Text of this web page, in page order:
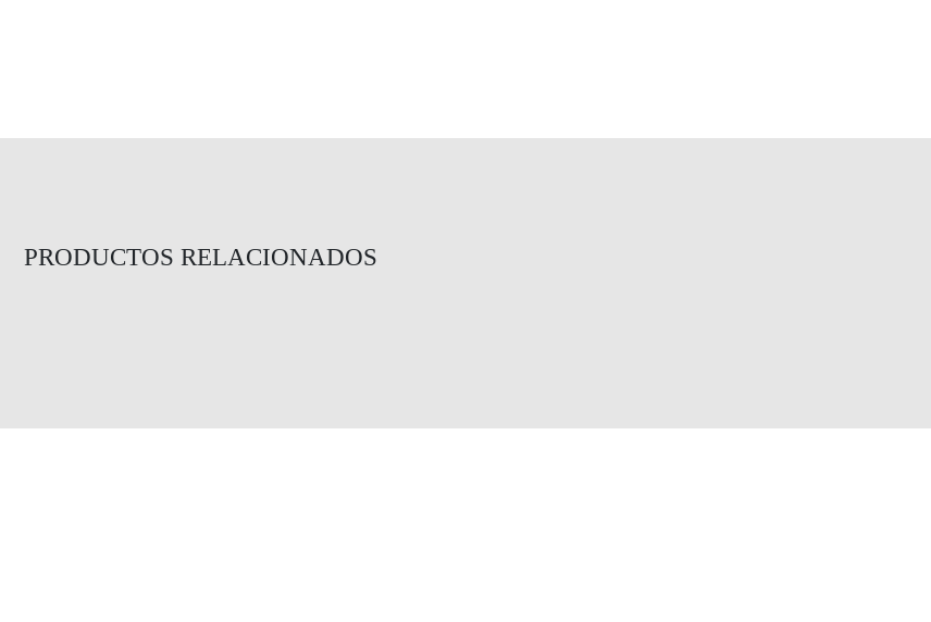
PRODUCTOS RELACIONADOS